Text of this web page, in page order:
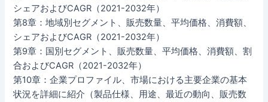
シェアおよびCAGR（2021-2032年）
第8章：地域別セグメント、販売数量、平均価格、消費額、
シェアおよびCAGR（2021-2032年）
第9章：国別セグメント、販売数量、平均価格、消費額、割
合およびCAGR（2021-2032年）
第10章：企業プロファイル、市場における主要企業の基本
状況を詳細に紹介（製品仕様、用途、最近の動向、販売数